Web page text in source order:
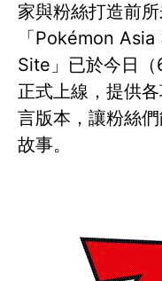
家與粉絲打造前
「Pokémon
Site」已於今日
正式上線，提供
言版本，讓粉絲
故事。